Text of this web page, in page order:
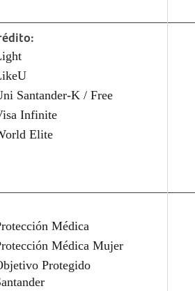
Santander-K / Free
Infinite
Elite
Médica
Médica Mujer
Protegido